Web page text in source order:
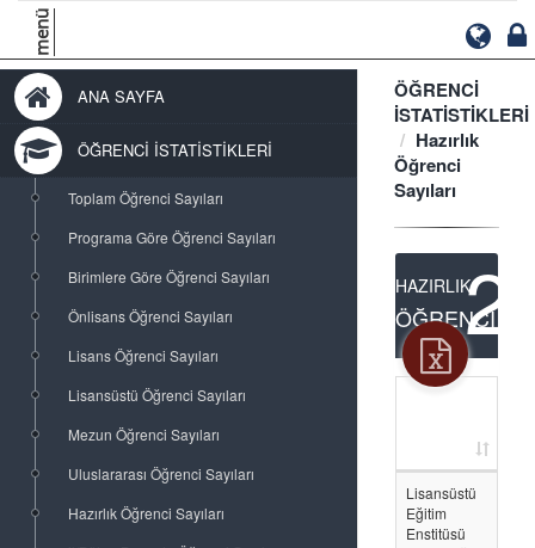
menü
ANA SAYFA
ÖĞRENCİ İSTATİSTİKLERİ
Toplam Öğrenci Sayıları
Programa Göre Öğrenci Sayıları
Birimlere Göre Öğrenci Sayıları
Önlisans Öğrenci Sayıları
Lisans Öğrenci Sayıları
Lisansüstü Öğrenci Sayıları
Mezun Öğrenci Sayıları
Uluslararası Öğrenci Sayıları
Hazırlık Öğrenci Sayıları
ÖĞRENCİ
İSTATİSTİKLERİ
Hazırlık
Öğrenci
Sayıları
HAZIRLIK
ÖĞRENCİ
Lisansüstü
Eğitim
Enstitüsü